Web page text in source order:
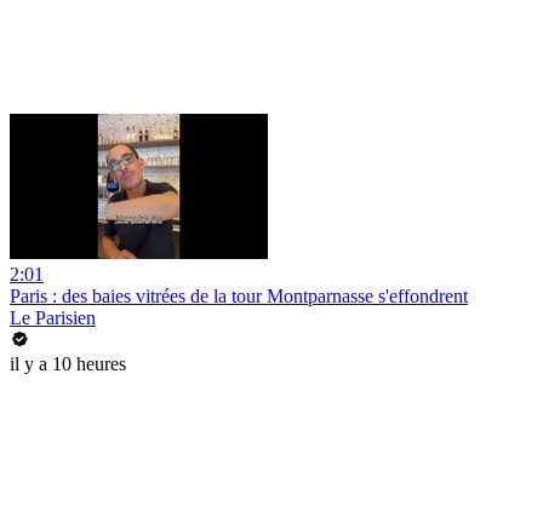
2:01
Paris : des baies vitrées de la tour Montparnasse s'effondrent
Le Parisien
il y a 10 heures